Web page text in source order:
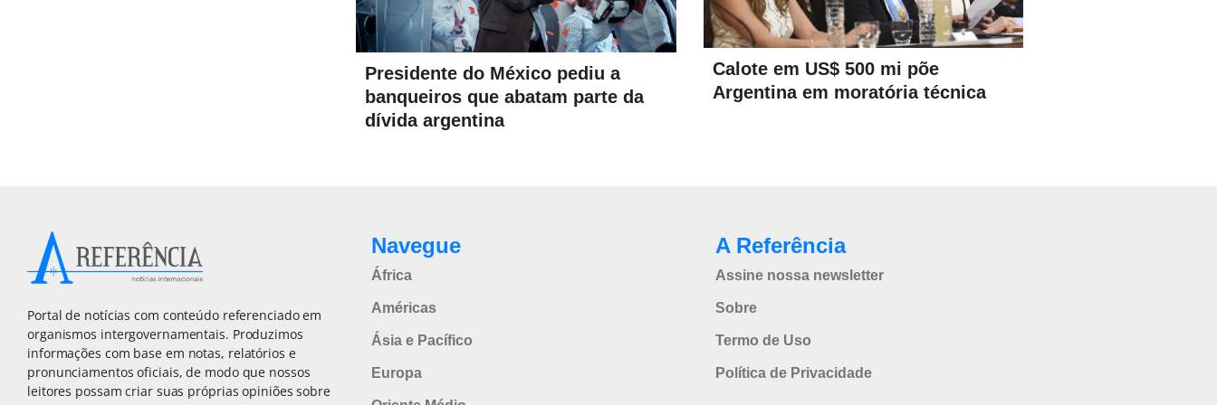
Presidente do México pediu a
banqueiros que abatam parte da
dívida argentina
Calote em US$ 500 mi põe
Argentina em moratória técnica
Portal de notícias com conteúdo referenciado em
organismos intergovernamentais. Produzimos
informações com base em notas, relatórios e
pronunciamentos oficiais, de modo que nossos
leitores possam criar suas próprias opiniões sobre
Navegue
África
Américas
Ásia e Pacífico
Europa
A Referência
Assine nossa newsletter
Sobre
Termo de Uso
Política de Privacidade